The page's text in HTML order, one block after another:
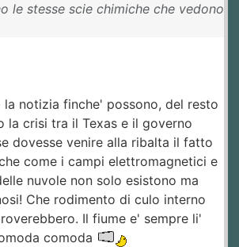
le stesse scie chimiche che vedono
la notizia finche' possono, del resto
la crisi tra il Texas e il governo
dovesse venire alla ribalta il fatto
come i campi elettromagnetici e
nuvole non solo esistono ma
Che rodimento di culo interno
Il fiume e' sempre li'
comoda